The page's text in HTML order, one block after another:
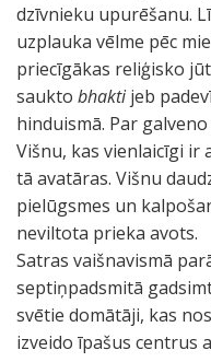
dzīvnieku upurēšanu.
uzplauka vēlme pēc
priecīgākas reliģisko
saukto bhaktijeb
hinduismā. Par
Višnu, kas vienlaicīgi ir
tā avatāras. Višnu
pielūgsmes un
neviltota prieka avots.
Satras vaišnavismā
septiņpadsmitā
svētie domātāji, kas
izveido īpašus centrus